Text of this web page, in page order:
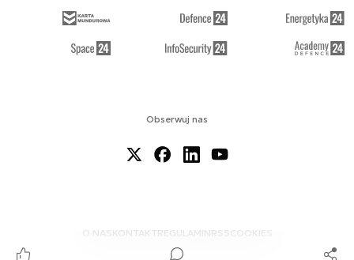
Obserwuj nas
O NAS KONTAKTREGULAMINRSS COOKIES